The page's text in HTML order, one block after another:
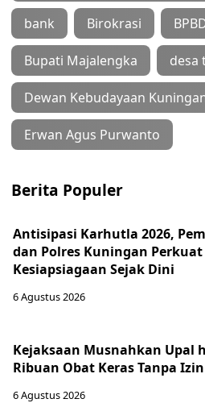
bank Birokrasi
Bupati Majalengka desa
Dewan Kebudayaan
Erwan Agus Purwanto
Berita Populer
Antisipasi Karhutla 2026,
dan Polres Kuningan Perkuat
Kesiapsiagaan Sejak Dini
6 Agustus 2026
Kejaksaan Musnahkan Upal
Ribuan Obat Keras Tanpa
6 Agustus 2026